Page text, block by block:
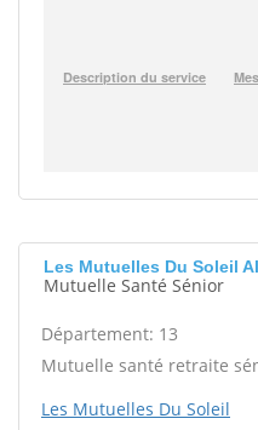
Les Mutuelles Du Soleil
Mutuelle Santé Sénior
Département: 13
Mutuelle santé retraite
Les Mutuelles Du Soleil